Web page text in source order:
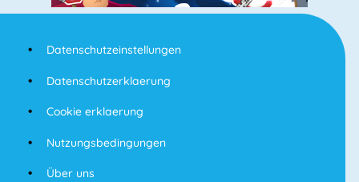
Datenschutzeinstellungen
Datenschutzerklaerung
Cookie erklaerung
Nutzungsbedingungen
Über uns